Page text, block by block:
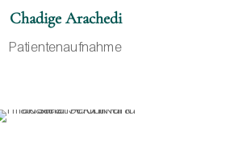
Chadige Arachedi
Patientenaufnahme